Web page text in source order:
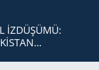
İZDÜŞÜMÜ: